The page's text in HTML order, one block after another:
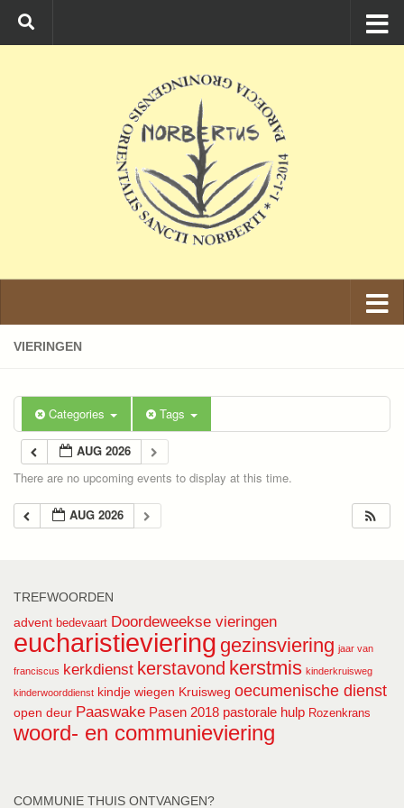
Ga naar de inhoud
VIERINGEN
Categories Tags
AUG 2026
There are no upcoming events to display at this time.
AUG 2026
TREFWOORDEN
advent bedevaart Doordeweekse vieringen
eucharistieviering gezinsviering jaar van
franciscus kerkdienst kerstavond kerstmis kinderkruisweg
kinderwoorddienst kindje wiegen Kruisweg oecumenische dienst
open deur Paaswake Pasen 2018 pastorale hulp Rozenkrans
woord- en communieviering
COMMUNIE THUIS ONTVANGEN?